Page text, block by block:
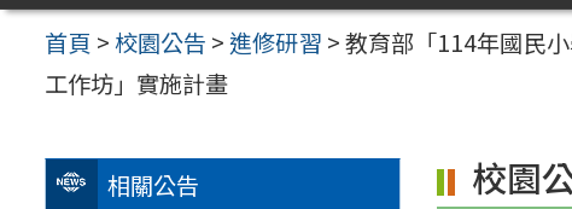
首頁 >校園公告 >進修研習 >教育部「114年國民
工作坊」實施計畫
相關公告 校園